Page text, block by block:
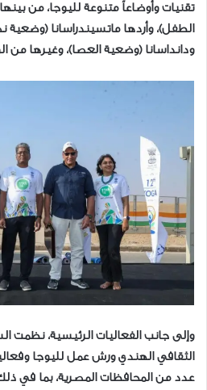
تقنيات وأوضاعاً متنوعة لليوجا، من
الطفل)، وأردها ماتسيندراسانا
ودانداسانا (وضعية العصا)، وغيرها من
وإلى جانب الفعاليات الرئيسية، نظمت
الثقافي الهندي ورش عمل لليوجا
عدد من المحافظات المصرية، بما في ذلك